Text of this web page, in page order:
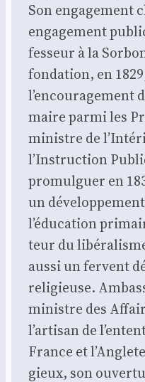
Son enga­ge­ment
enga­ge­ment
fes­seur à la
fon­da­tion, en
l’encouragement
maire par­mi les
ministre de
l’Instruction
pro­mul­guer en
un
l’éducation
teur du
aus­si un fervent
reli­gieuse.
ministre des
l’artisan de
France et
gieux, son